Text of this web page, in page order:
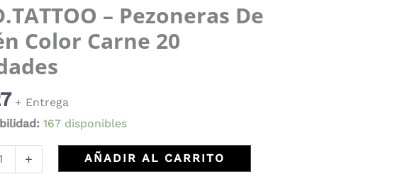
– Pezoneras De
Color Carne 20
+ Entrega
167 disponibles
+ AÑADIR AL CARRITO